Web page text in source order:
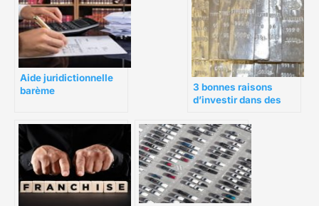
Aide juridictionnelle
barème
3 bonnes raisons
d’investir dans des